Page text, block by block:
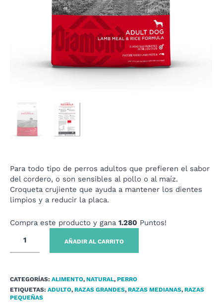
Para todo tipo de perros adultos que prefieren el sabor
del cordero, o son sensibles al pollo o al maíz.
Croqueta crujiente que ayuda a mantener los dientes
limpios y a reducir la placa.
Compra este producto y gana 1.280 Puntos!
AÑADIR AL CARRITO
CATEGORÍAS: ALIMENTO, NATURAL, PERRO
ETIQUETAS: ADULTO, RAZAS GRANDES, RAZAS MEDIANAS, RAZAS
PEQUEÑAS